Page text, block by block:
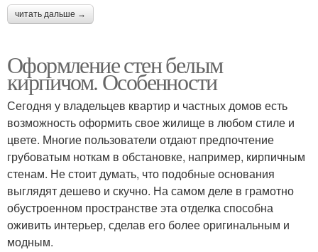
читать дальше →
Оформление стен белым
кирпичом. Особенности
Сегодня у владельцев квартир и частных домов есть
возможность оформить свое жилище в любом стиле и
цвете. Многие пользователи отдают предпочтение
грубоватым ноткам в обстановке, например, кирпичным
стенам. Не стоит думать, что подобные основания
выглядят дешево и скучно. На самом деле в грамотно
обустроенном пространстве эта отделка способна
оживить интерьер, сделав его более оригинальным и
модным.